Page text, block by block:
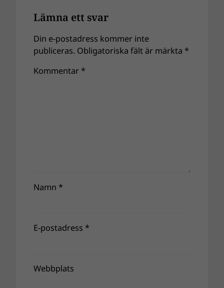
Lämna ett svar
Din e-postadress kommer inte
publiceras. Obligatoriska fält är märkta *
Kommentar *
Namn *
E-postadress *
Webbplats